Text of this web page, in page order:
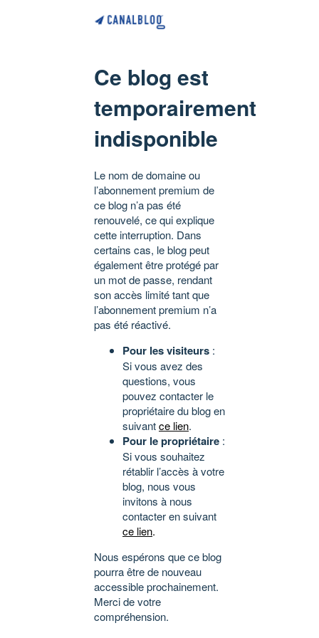
Ce blog est
temporairement
indisponible
Le nom de domaine ou
l’abonnement premium de
ce blog n’a pas été
renouvelé, ce qui explique
cette interruption. Dans
certains cas, le blog peut
également être protégé par
un mot de passe, rendant
son accès limité tant que
l’abonnement premium n’a
pas été réactivé.
Pour les visiteurs :
Si vous avez des
questions, vous
pouvez contacter le
propriétaire du blog en
suivantce lien.
Pour le propriétaire :
Si vous souhaitez
rétablir l’accès à votre
blog, nous vous
invitons à nous
contacter en suivant
ce lien.
Nous espérons que ce blog
pourra être de nouveau
accessible prochainement.
Merci de votre
compréhension.